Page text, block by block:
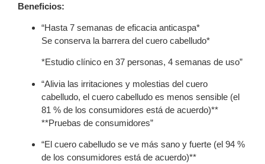
Beneficios:
“Hasta 7 semanas de eficacia anticaspa*
Se conserva la barrera del cuero cabelludo*
*Estudio clínico en 37 personas, 4 semanas de uso”
“Alivia las irritaciones y molestias del cuero
cabelludo, el cuero cabelludo es menos sensible (el
81 % de los consumidores está de acuerdo)**
**Pruebas de consumidores”
“El cuero cabelludo se ve más sano y fuerte (el 94 %
de los consumidores está de acuerdo)**